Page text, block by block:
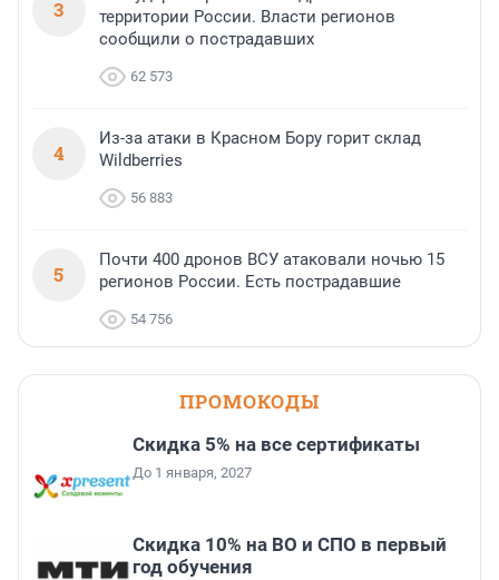
3
территории России. Власти регионов
сообщили о пострадавших
62 573
4
Из-за атаки в Красном Бору горит склад
Wildberries
56 883
5
Почти 400 дронов ВСУ атаковали ночью 15
регионов России. Есть пострадавшие
54 756
ПРОМОКОДЫ
Скидка 5% на все сертификаты
До 1 января, 2027
Скидка 10% на ВО и СПО в первый
год обучения